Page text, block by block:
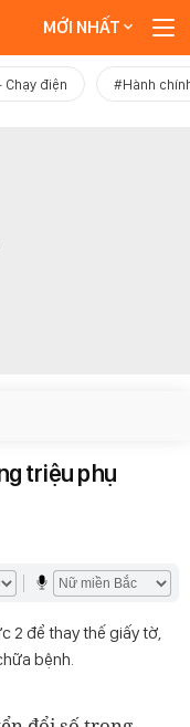
MỚI NHẤT
điện #Hành
triệu phụ
2 để thay thế giấy tờ,
bệnh.